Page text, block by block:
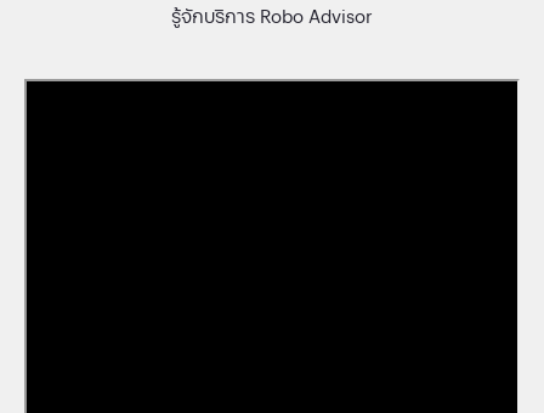
รู้จักบริการ Robo Advisor